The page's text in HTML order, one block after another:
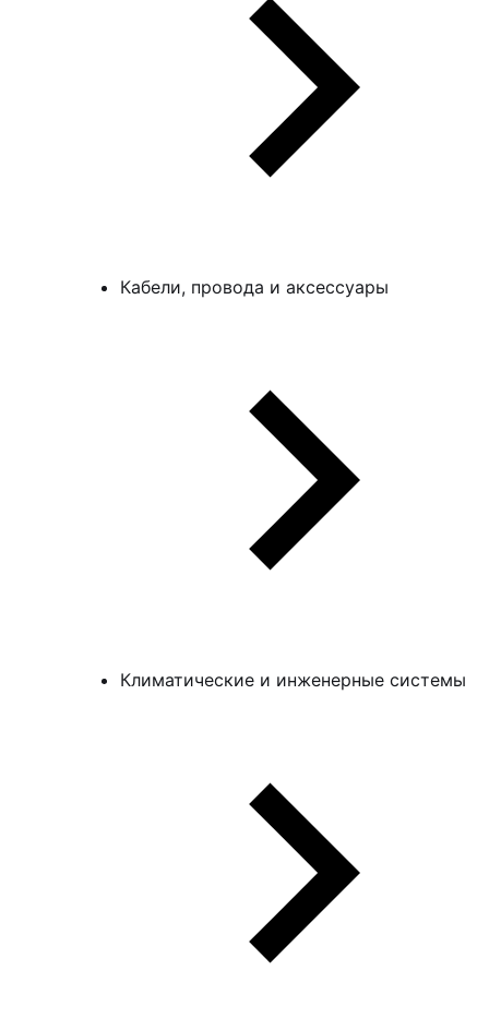
Кабели, провода и аксессуары
Климатические и инженерные системы